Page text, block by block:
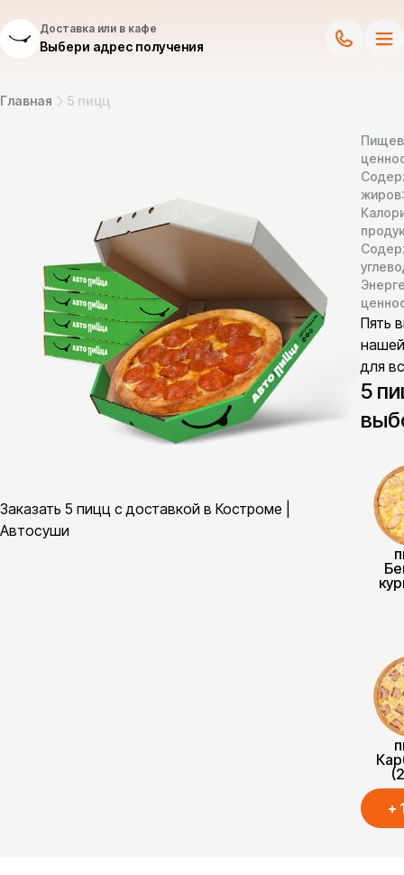
Доставка или в кафе
Выбери адрес получения
Главная 5 пицц
Заказать 5 пицц с доставкой в Костроме |
Автосуши
Пять
для
5
+